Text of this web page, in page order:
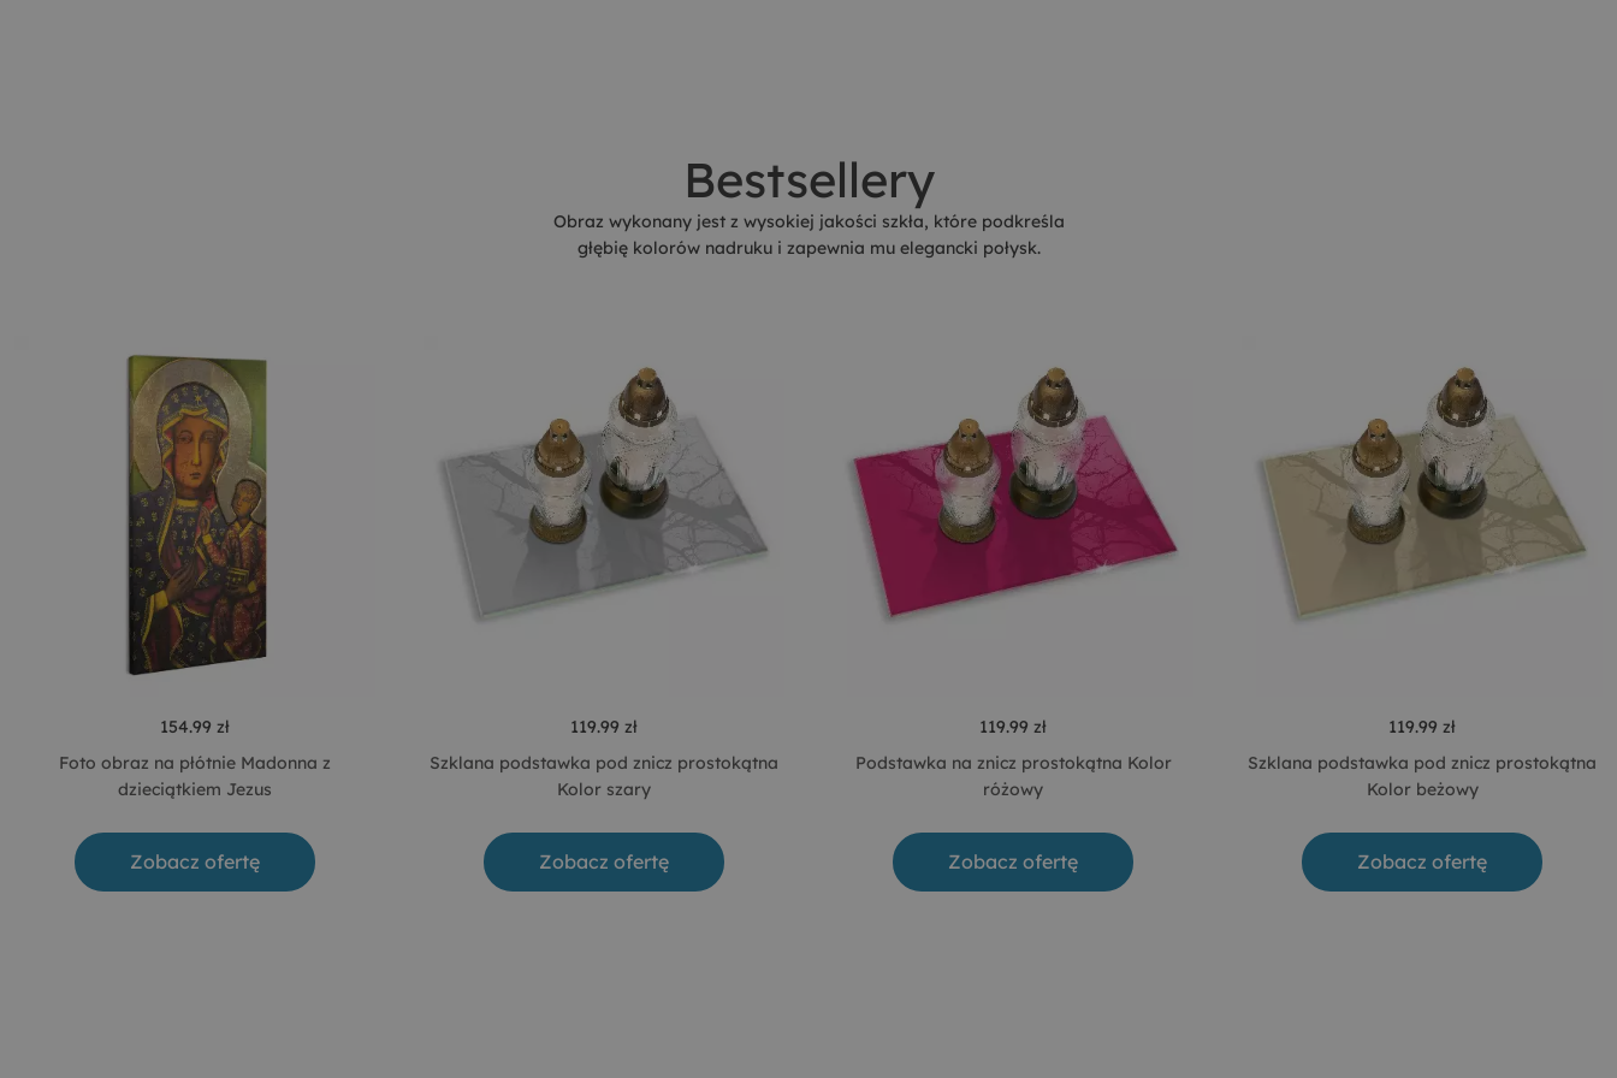
Bestsellery
Obraz wykonany jest z wysokiej jakości szkła, które podkreśla
głębię kolorów nadruku i zapewnia mu elegancki połysk.
154.99 zł
Foto obraz na płótnie Madonna z
dzieciątkiem Jezus
Zobacz ofertę
119.99 zł
Szklana podstawka pod znicz prostokątna
Kolor szary
Zobacz ofertę
119.99 zł
Podstawka na znicz prostokątna Kolor
różowy
Zobacz ofertę
119.99 zł
Szklana podstawka pod znicz prostokątna
Kolor beżowy
Zobacz ofertę